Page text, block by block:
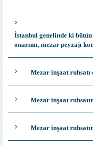
İstanbul genelinde ki
onarımı, mezar peyzajı
Mezar inşaat ruhsatı
Mezar inşaat
Mezar inşaat